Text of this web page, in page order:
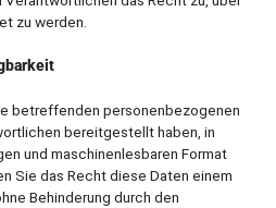
zu werden.
betreffenden personenbezogenen
bereitgestellt haben, in
und maschinenlesbaren Format
Sie das Recht diese Daten einem
Behinderung durch den